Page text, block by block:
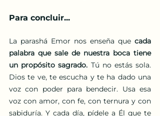
Para concluir...
La parashá Emor nos enseña que cada
palabra que sale de nuestra boca tiene
un propósito sagrado. Tú no estás sola.
Dios te ve, te escucha y te ha dado una
voz con poder para bendecir. Usa esa
voz con amor, con fe, con ternura y con
sabiduría. Y cada día, pídele a Él que te